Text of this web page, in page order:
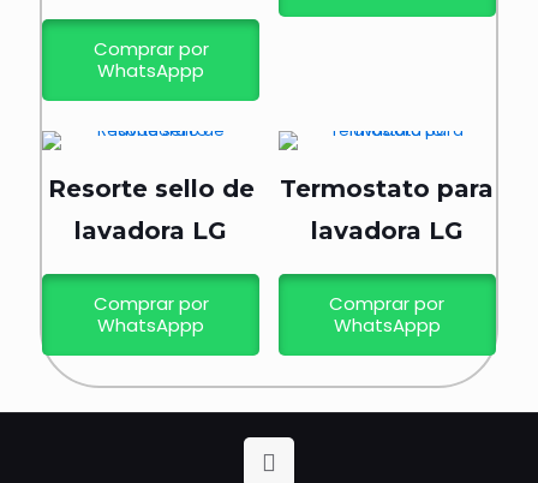
Comprar por
WhatsAppp
Resorte sello de
lavadora LG
Comprar por
WhatsAppp
Termostato para
lavadora LG
Comprar por
WhatsAppp